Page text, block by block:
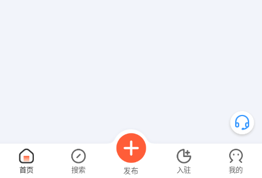
首页 搜索 发布 入驻 我的